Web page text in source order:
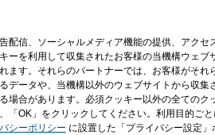
信、ソーシャルメディア機能の提供、アクセ
を利用して収集されたお客様の当機構ウェブ
す。それらのパートナーでは、お客様がそれ
ータや、当機構以外のウェブサイトから収集
合があります。必須クッキー以外の全てのク
OK」をクリックしてください。利用目的ご
シーポリシー に設置した「プライバシー設定